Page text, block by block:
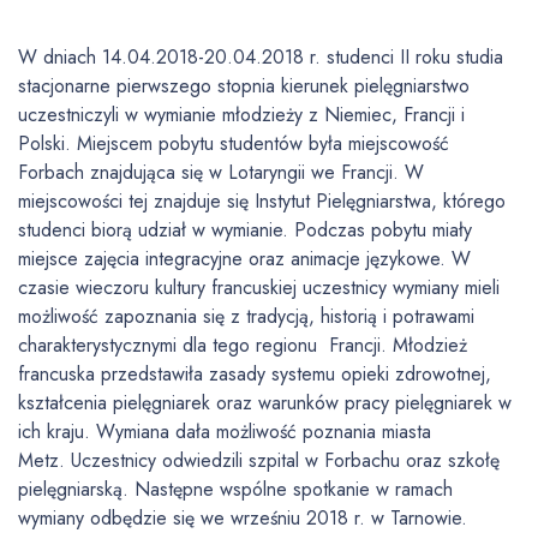
W dniach 14.04.2018-20.04.2018 r. studenci II roku studia
stacjonarne pierwszego stopnia kierunek pielęgniarstwo
uczestniczyli w wymianie młodzieży z Niemiec, Francji i
Polski. Miejscem pobytu studentów była miejscowość
Forbach znajdująca się w Lotaryngii we Francji. W
miejscowości tej znajduje się Instytut Pielęgniarstwa, którego
studenci biorą udział w wymianie. Podczas pobytu miały
miejsce zajęcia integracyjne oraz animacje językowe. W
czasie wieczoru kultury francuskiej uczestnicy wymiany mieli
możliwość zapoznania się z tradycją, historią i potrawami
charakterystycznymi dla tego regionu Francji. Młodzież
francuska przedstawiła zasady systemu opieki zdrowotnej,
kształcenia pielęgniarek oraz warunków pracy pielęgniarek w
ich kraju. Wymiana dała możliwość poznania miasta
Metz. Uczestnicy odwiedzili szpital w Forbachu oraz szkołę
pielęgniarską. Następne wspólne spotkanie w ramach
wymiany odbędzie się we wrześniu 2018 r. w Tarnowie.